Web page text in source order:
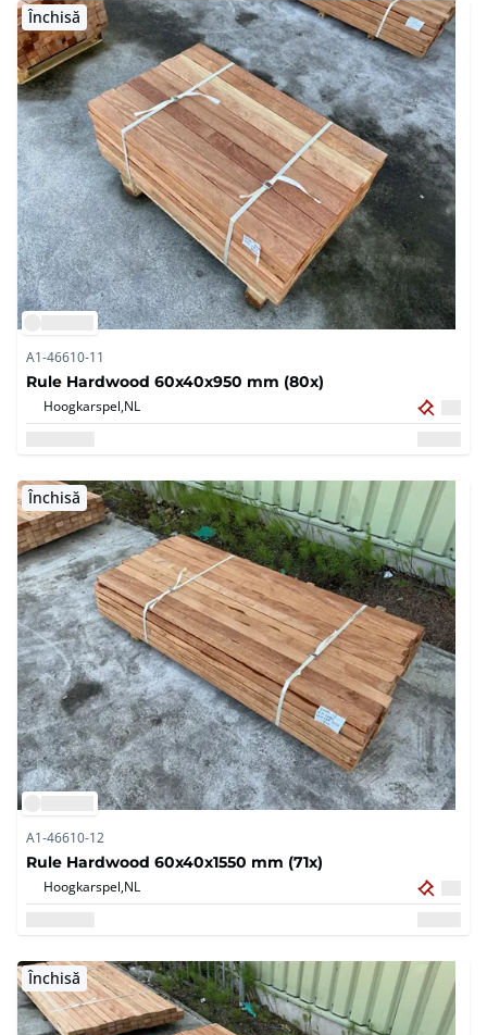
Închisă
A1-46610-11
Rule Hardwood 60x40x950 mm (80x)
Hoogkarspel,NL
Închisă
A1-46610-12
Rule Hardwood 60x40x1550 mm (71x)
Hoogkarspel,NL
Închisă